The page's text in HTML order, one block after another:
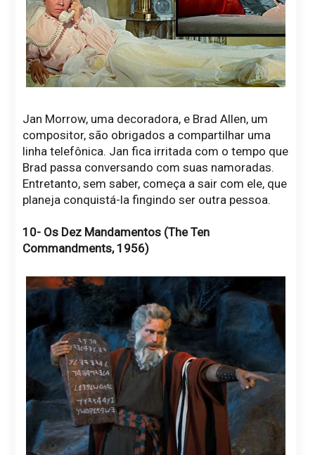
Jan Morrow, uma decoradora, e Brad Allen, um
compositor, são obrigados a compartilhar uma
linha telefônica. Jan fica irritada com o tempo que
Brad passa conversando com suas namoradas.
Entretanto, sem saber, começa a sair com ele, que
planeja conquistá-la fingindo ser outra pessoa.
10- Os Dez Mandamentos (The Ten
Commandments, 1956)